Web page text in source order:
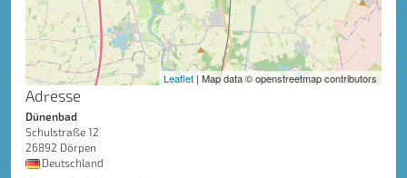
Leaflet | Map data © openstreetmap contributors
Adresse
Dünenbad
Schulstraße 12
26892 Dörpen
Deutschland